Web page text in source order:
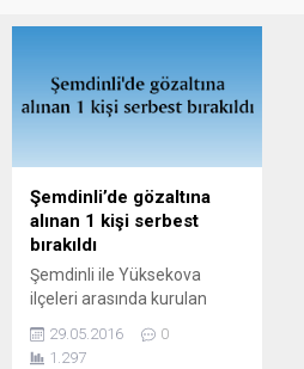
Şemdinli’de gözaltına
alınan 1 kişi serbest
bırakıldı
Şemdinli ile Yüksekova
ilçeleri arasında kurulan
gözaltına alınan Özgür Alp
29.05.2016
0
1.297